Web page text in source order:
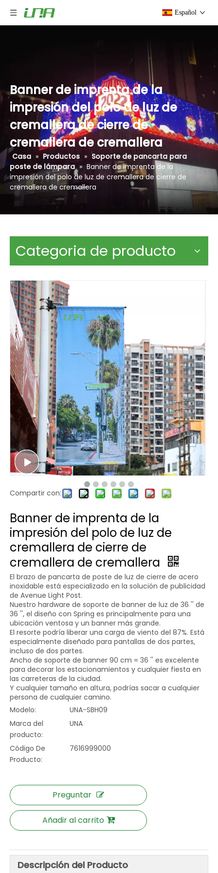
Español
Banner de imprenta de la
impresión del polo de luz de
cremallera de cierre de
cremallera de cremallera
Casa » Productos » Soporte de pancarta para
poste de lámpara » Banner de imprenta de la
impresión del polo de luz de cremallera de cierre de
cremallera de cremallera
Categoria de producto
Compartir con:
Banner de imprenta de la
impresión del polo de luz de
cremallera de cierre de
cremallera de cremallera
El brazo de pancarta de poste de luz de cierre de acero
inoxidable está especializado en la solución de publicidad
de Avenue Light Post.
Nuestro hardware de soporte de banner de luz de 36 '' de
36 '', el diseño con Spring es principalmente para una
ubicación ventosa y un banner más grande.
El resorte podría liberar una carga de viento del 87%. Está
especialmente diseñado para pantallas de dos partes,
incluso de dos partes.
Ancho de soporte de banner 90 cm = 36 '' es excelente
para decorar los estacionamientos y cualquier fiesta en
las carreteras de la ciudad.
Y cualquier tamaño en altura, podrías sacar a cualquier
persona de cualquier camino.
Modelo:
UNA-SBH09
Marca del
producto:
UNA
Código De
Producto:
7616999000
Preguntar
Añadir al carrito
Descripción del Producto